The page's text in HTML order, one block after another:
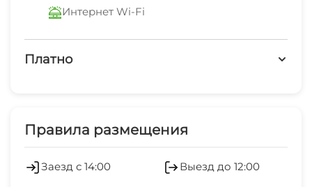
Интернет Wi-Fi
Платно
Правила размещения
Заезд с 14:00 Выезд до 12:00